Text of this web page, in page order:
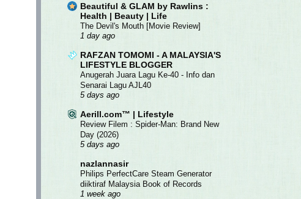
Beautiful & GLAM by Rawlins :
Health | Beauty | Life
The Devil's Mouth [Movie Review]
1 day ago
RAFZAN TOMOMI - A MALAYSIA'S
LIFESTYLE BLOGGER
Anugerah Juara Lagu Ke-40 - Info dan
Senarai Lagu AJL40
5 days ago
Aerill.com™ | Lifestyle
Review Filem : Spider-Man: Brand New
Day (2026)
5 days ago
nazlannasir
Philips PerfectCare Steam Generator
diiktiraf Malaysia Book of Records
1 week ago